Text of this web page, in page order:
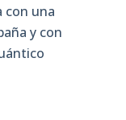
con una
y con